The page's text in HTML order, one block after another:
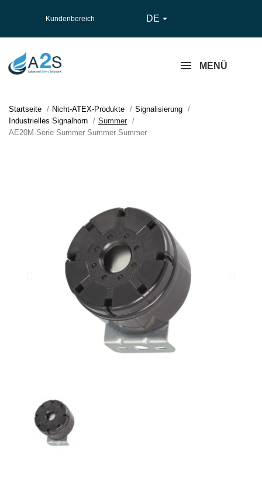
Kundenbereich DE 
MENÜ
Startseite Nicht-ATEX-Produkte
Signalisierung
Industrielles Signalhorn
Summer
AE20M-Serie Summer Summer Summer